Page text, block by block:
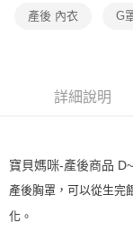
付款後7-11取貨
每筆NT$80，滿
每筆NT$220
付款後門市自取
每筆NT$80，滿
產後 內衣 G
詳細說明
寶貝媽咪-產後商品
產後胸罩，可以從生完
化。